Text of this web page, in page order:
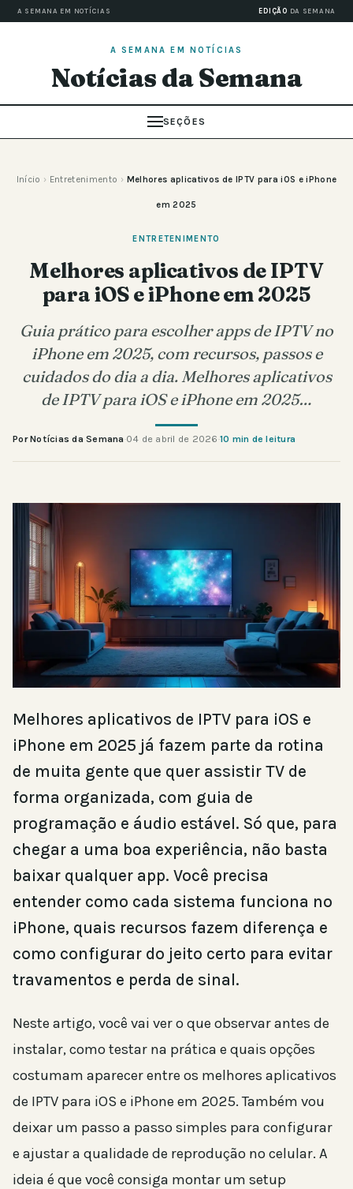
A SEMANA EM NOTÍCIAS EDIÇÃO DA SEMANA
A SEMANA EM NOTÍCIAS
Notícias da Semana
SEÇÕES
Início › Entretenimento › Melhores aplicativos de IPTV para iOS e iPhone
em 2025
ENTRETENIMENTO
Melhores aplicativos de IPTV
para iOS e iPhone em 2025
Guia prático para escolher apps de IPTV no
iPhone em 2025, com recursos, passos e
cuidados do dia a dia. Melhores aplicativos
de IPTV para iOS e iPhone em 2025…
Por Notícias da Semana·04 de abril de 2026·10 min de leitura
Melhores aplicativos de IPTV para iOS e
iPhone em 2025 já fazem parte da rotina
de muita gente que quer assistir TV de
forma organizada, com guia de
programação e áudio estável. Só que, para
chegar a uma boa experiência, não basta
baixar qualquer app. Você precisa
entender como cada sistema funciona no
iPhone, quais recursos fazem diferença e
como configurar do jeito certo para evitar
travamentos e perda de sinal.
Neste artigo, você vai ver o que observar antes de
instalar, como testar na prática e quais opções
costumam aparecer entre os melhores aplicativos
de IPTV para iOS e iPhone em 2025. Também vou
deixar um passo a passo simples para configurar
e ajustar a qualidade de reprodução no celular. A
ideia é que você consiga montar um setup